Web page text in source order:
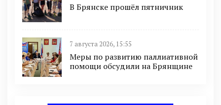
В Брянске прошёл пятничник
7 августа 2026, 15:55
Меры по развитию паллиативной
помощи обсудили на Брянщине